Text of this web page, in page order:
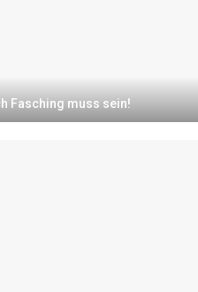
Fasching muss sein!